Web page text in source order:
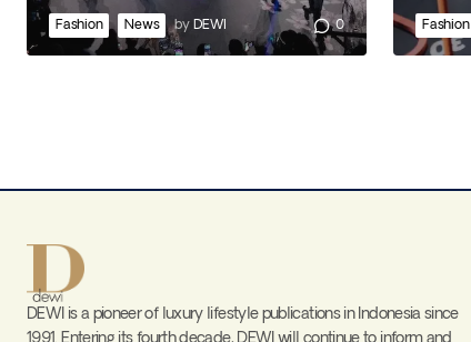
Fashion News by DEWI 0 Fashion
DEWI is a pioneer of luxury lifestyle publications in Indonesia since